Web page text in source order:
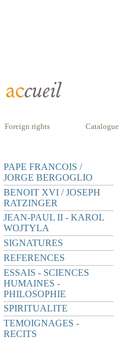
Foreign rights Catalogue
PAPE FRANCOIS /
JORGE BERGOGLIO
BENOIT XVI / JOSEPH
RATZINGER
JEAN-PAUL II - KAROL
WOJTYLA
SIGNATURES
REFERENCES
ESSAIS - SCIENCES
HUMAINES -
PHILOSOPHIE
SPIRITUALITE
TEMOIGNAGES -
RECITS